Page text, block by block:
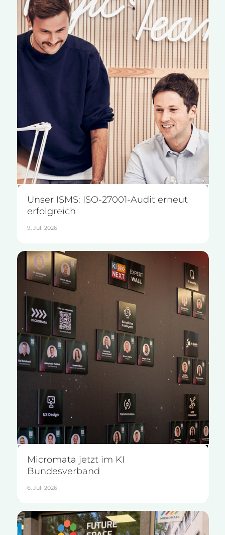
Unser ISMS: ISO-27001-Audit erneut
erfolgreich
9. Juli 2026
Micromata jetzt im KI
Bundesverband
6. Juli 2026